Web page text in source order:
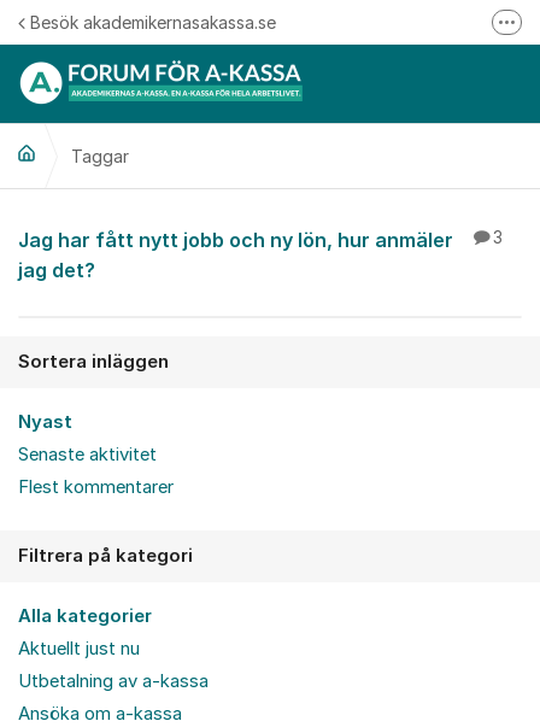
Hoppa till innehåll
Besök akademikernasakassa.se
Taggar
Jag har fått nytt jobb och ny lön, hur anmäler
jag det?
3
Sortera inläggen
Nyast
Senaste aktivitet
Flest kommentarer
Filtrera på kategori
Alla kategorier
Aktuellt just nu
Utbetalning av a-kassa
Ansöka om a-kassa